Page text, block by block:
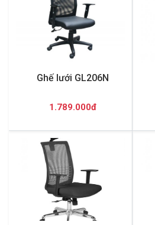
Ghế lưới GL206N
1.789.000đ